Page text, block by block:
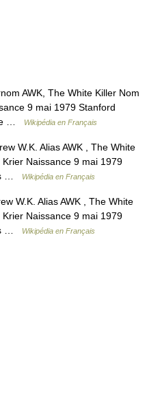
AWK, The White Killer Nom
9 mai 1979 Stanford
…
Wikipédia en Français
W.K. Alias AWK , The White
Naissance 9 mai 1979
…
Wikipédia en Français
W.K. Alias AWK , The White
Naissance 9 mai 1979
…
Wikipédia en Français